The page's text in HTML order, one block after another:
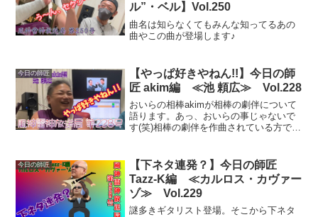
ル”・ベル】Vol.250
曲名は知らなくてもみんな知ってるあの
曲やこの曲が登場します♪
今日の師匠
【やっぱ好きやねん!!】今日の師
匠 akim編 ≪池 頼広≫ Vol.228
おいらの相棒akimが相棒の劇伴について
語ります。あっ、おいらの事じゃないで
す(笑)相棒の劇伴を作曲されている方で
今日の師匠
【下ネタ連発？】今日の師匠
Tazz-K編 ≪カルロス・カヴァー
ゾ≫ Vol.229
謎多きギタリスト登場。そこから下ネタ